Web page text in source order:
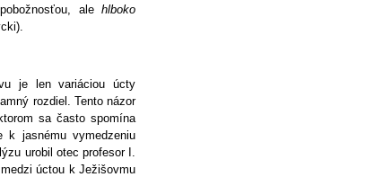
ale hlboko
je len variáciou úcty
rozdiel. Tento názor
sa často spomína
k jasnému vymedzeniu
urobil otec profesor I.
úctou k Ježišovmu